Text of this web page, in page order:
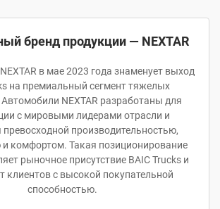
бренд продукции — NEXTAR
в мае 2023 года знаменует выход
на премиальный сегмент тяжелых
Автомобили NEXTAR разработаны для
с мировыми лидерами отрасли и
превосходной производительностью,
комфортом. Такая позиционирование
рыночное присутствие BAIC Trucks и
клиентов с высокой покупательной
способностью.